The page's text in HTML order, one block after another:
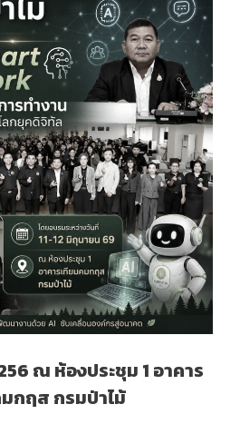
ณ ห้องประชุม 1 อาคาร
กฤส กรมป่าไม้